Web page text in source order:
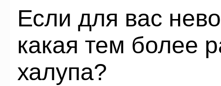
Если для вас
какая тем более
халупа?